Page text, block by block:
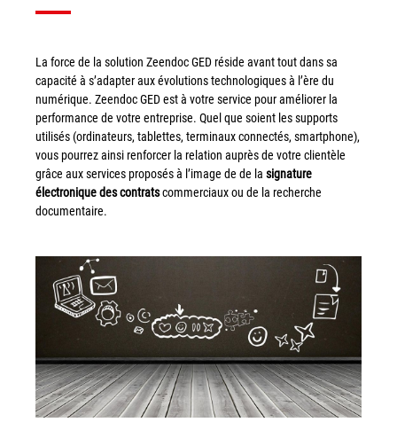
Lyon Techlid
Villefranche Beaujolais
Vallée du Rhône
Notre offre grands comptes
Nos clients témoignent
Actualité
Tel : 04 37 64 64 02
La force de la solution Zeendoc GED réside avant tout dans sa
capacité à s’adapter aux évolutions technologiques à l’ère du
numérique. Zeendoc GED est à votre service pour améliorer la
performance de votre entreprise. Quel que soient les supports
utilisés (ordinateurs, tablettes, terminaux connectés, smartphone),
vous pourrez ainsi renforcer la relation auprès de votre clientèle
grâce aux services proposés à l’image de de la signature
électronique des contratscommerciaux ou de la recherche
documentaire.